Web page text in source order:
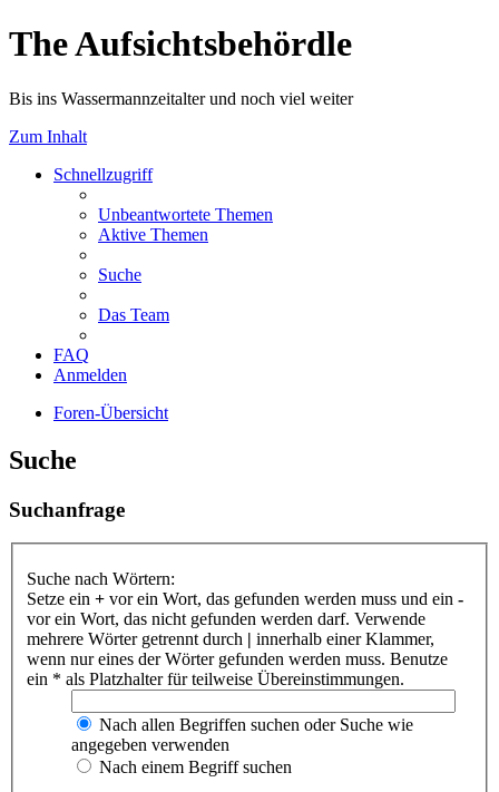
The Aufsichtsbehördle
Bis ins Wassermannzeitalter und noch viel weiter
Zum Inhalt
Schnellzugriff
Unbeantwortete Themen
Aktive Themen
Suche
Das Team
FAQ
Anmelden
Foren-Übersicht
Suche
Suchanfrage
Suche nach Wörtern:
Setze ein + vor ein Wort, das gefunden werden muss und ein -
vor ein Wort, das nicht gefunden werden darf. Verwende
mehrere Wörter getrennt durch | innerhalb einer Klammer,
wenn nur eines der Wörter gefunden werden muss. Benutze
ein * als Platzhalter für teilweise Übereinstimmungen.
Nach allen Begriffen suchen oder Suche wie
angegeben verwenden
Nach einem Begriff suchen